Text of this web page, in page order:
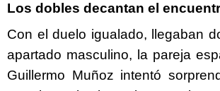
Los dobles decantan el
Con el duelo igualado, llegaban
apartado masculino, la pareja
Guillermo Muñoz intentó